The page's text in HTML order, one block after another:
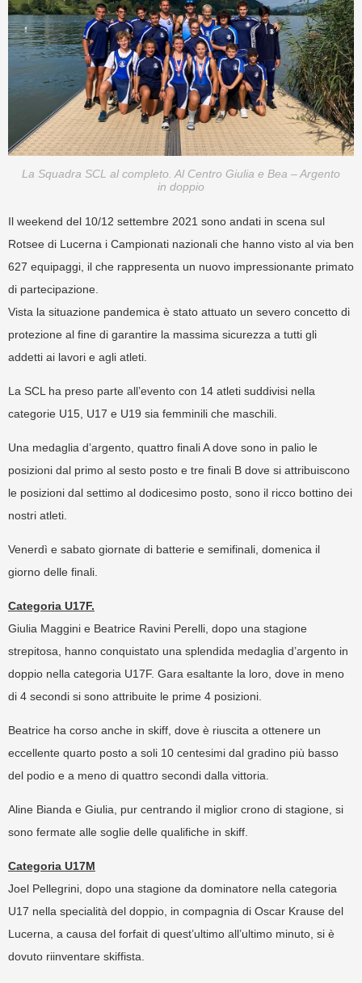
La Squadra SCL al completo. Al Centro Giulia e Bea – Argento
in doppio
Il weekend del 10/12 settembre 2021 sono andati in scena sul
Rotsee di Lucerna i Campionati nazionali che hanno visto al via ben
627 equipaggi, il che rappresenta un nuovo impressionante primato
di partecipazione.
Vista la situazione pandemica è stato attuato un severo concetto di
protezione al fine di garantire la massima sicurezza a tutti gli
addetti ai lavori e agli atleti.
La SCL ha preso parte all’evento con 14 atleti suddivisi nella
categorie U15, U17 e U19 sia femminili che maschili.
Una medaglia d’argento, quattro finali A dove sono in palio le
posizioni dal primo al sesto posto e tre finali B dove si attribuiscono
le posizioni dal settimo al dodicesimo posto, sono il ricco bottino dei
nostri atleti.
Venerdì e sabato giornate di batterie e semifinali, domenica il
giorno delle finali.
Categoria U17F.
Giulia Maggini e Beatrice Ravini Perelli, dopo una stagione
strepitosa, hanno conquistato una splendida medaglia d’argento in
doppio nella categoria U17F. Gara esaltante la loro, dove in meno
di 4 secondi si sono attribuite le prime 4 posizioni.
Beatrice ha corso anche in skiff, dove è riuscita a ottenere un
eccellente quarto posto a soli 10 centesimi dal gradino più basso
del podio e a meno di quattro secondi dalla vittoria.
Aline Bianda e Giulia, pur centrando il miglior crono di stagione, si
sono fermate alle soglie delle qualifiche in skiff.
Categoria U17M
Joel Pellegrini, dopo una stagione da dominatore nella categoria
U17 nella specialità del doppio, in compagnia di Oscar Krause del
Lucerna, a causa del forfait di quest’ultimo all’ultimo minuto, si è
dovuto riinventare skiffista.